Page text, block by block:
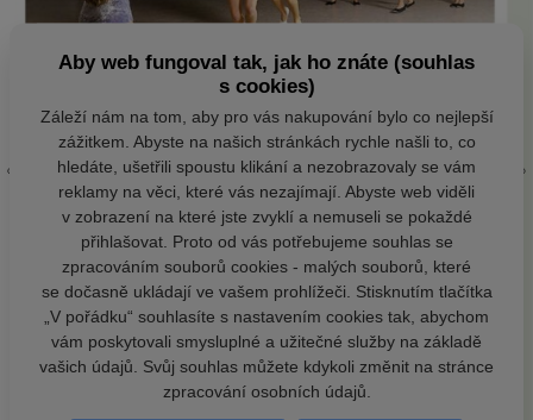
Aby web fungoval tak, jak ho znáte (souhlas
s cookies)
Záleží nám na tom, aby pro vás nakupování bylo co nejlepší
zážitkem. Abyste na našich stránkách rychle našli to, co
hledáte, ušetřili spoustu klikání a nezobrazovaly se vám
reklamy na věci, které vás nezajímají. Abyste web viděli
v zobrazení na které jste zvyklí a nemuseli se pokaždé
přihlašovat. Proto od vás potřebujeme souhlas se
zpracováním souborů cookies - malých souborů, které
se dočasně ukládají ve vašem prohlížeči. Stisknutím tlačítka
„V pořádku“ souhlasíte s nastavením cookies tak, abychom
vám poskytovali smysluplné a užitečné služby na základě
vašich údajů. Svůj souhlas můžete kdykoli změnit na stránce
zpracování osobních údajů.